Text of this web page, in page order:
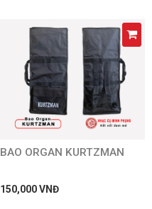
BAO ORGAN KURTZMAN
150,000 VNĐ